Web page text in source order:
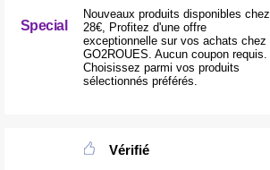
Special
Nouveaux produits disponibles chez
28€, Profitez d'une offre
exceptionnelle sur vos achats chez
GO2ROUES. Aucun coupon requis.
Choisissez parmi vos produits
sélectionnés préférés.
Vérifié